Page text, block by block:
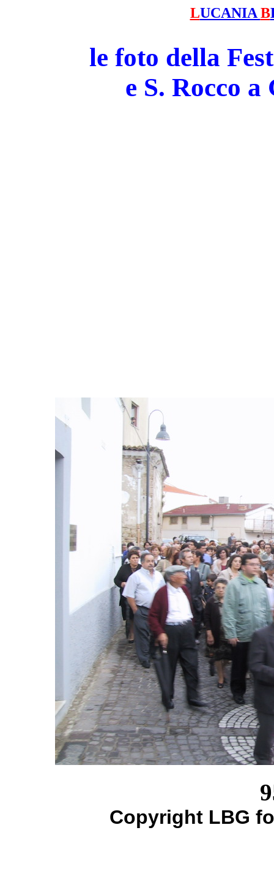
LUCANIA B
le foto della
e S. Rocco
Copyright LBG